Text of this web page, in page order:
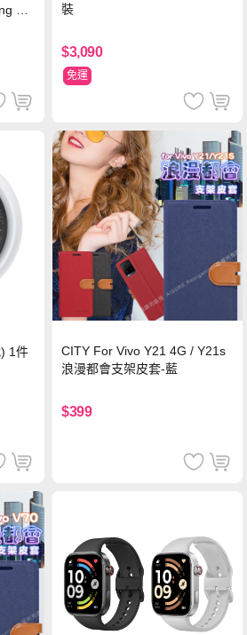
傳
裝
$3,090
免運
) 1件
CITY For Vivo Y21 4G / Y21s
浪漫都會支架皮套-藍
$399